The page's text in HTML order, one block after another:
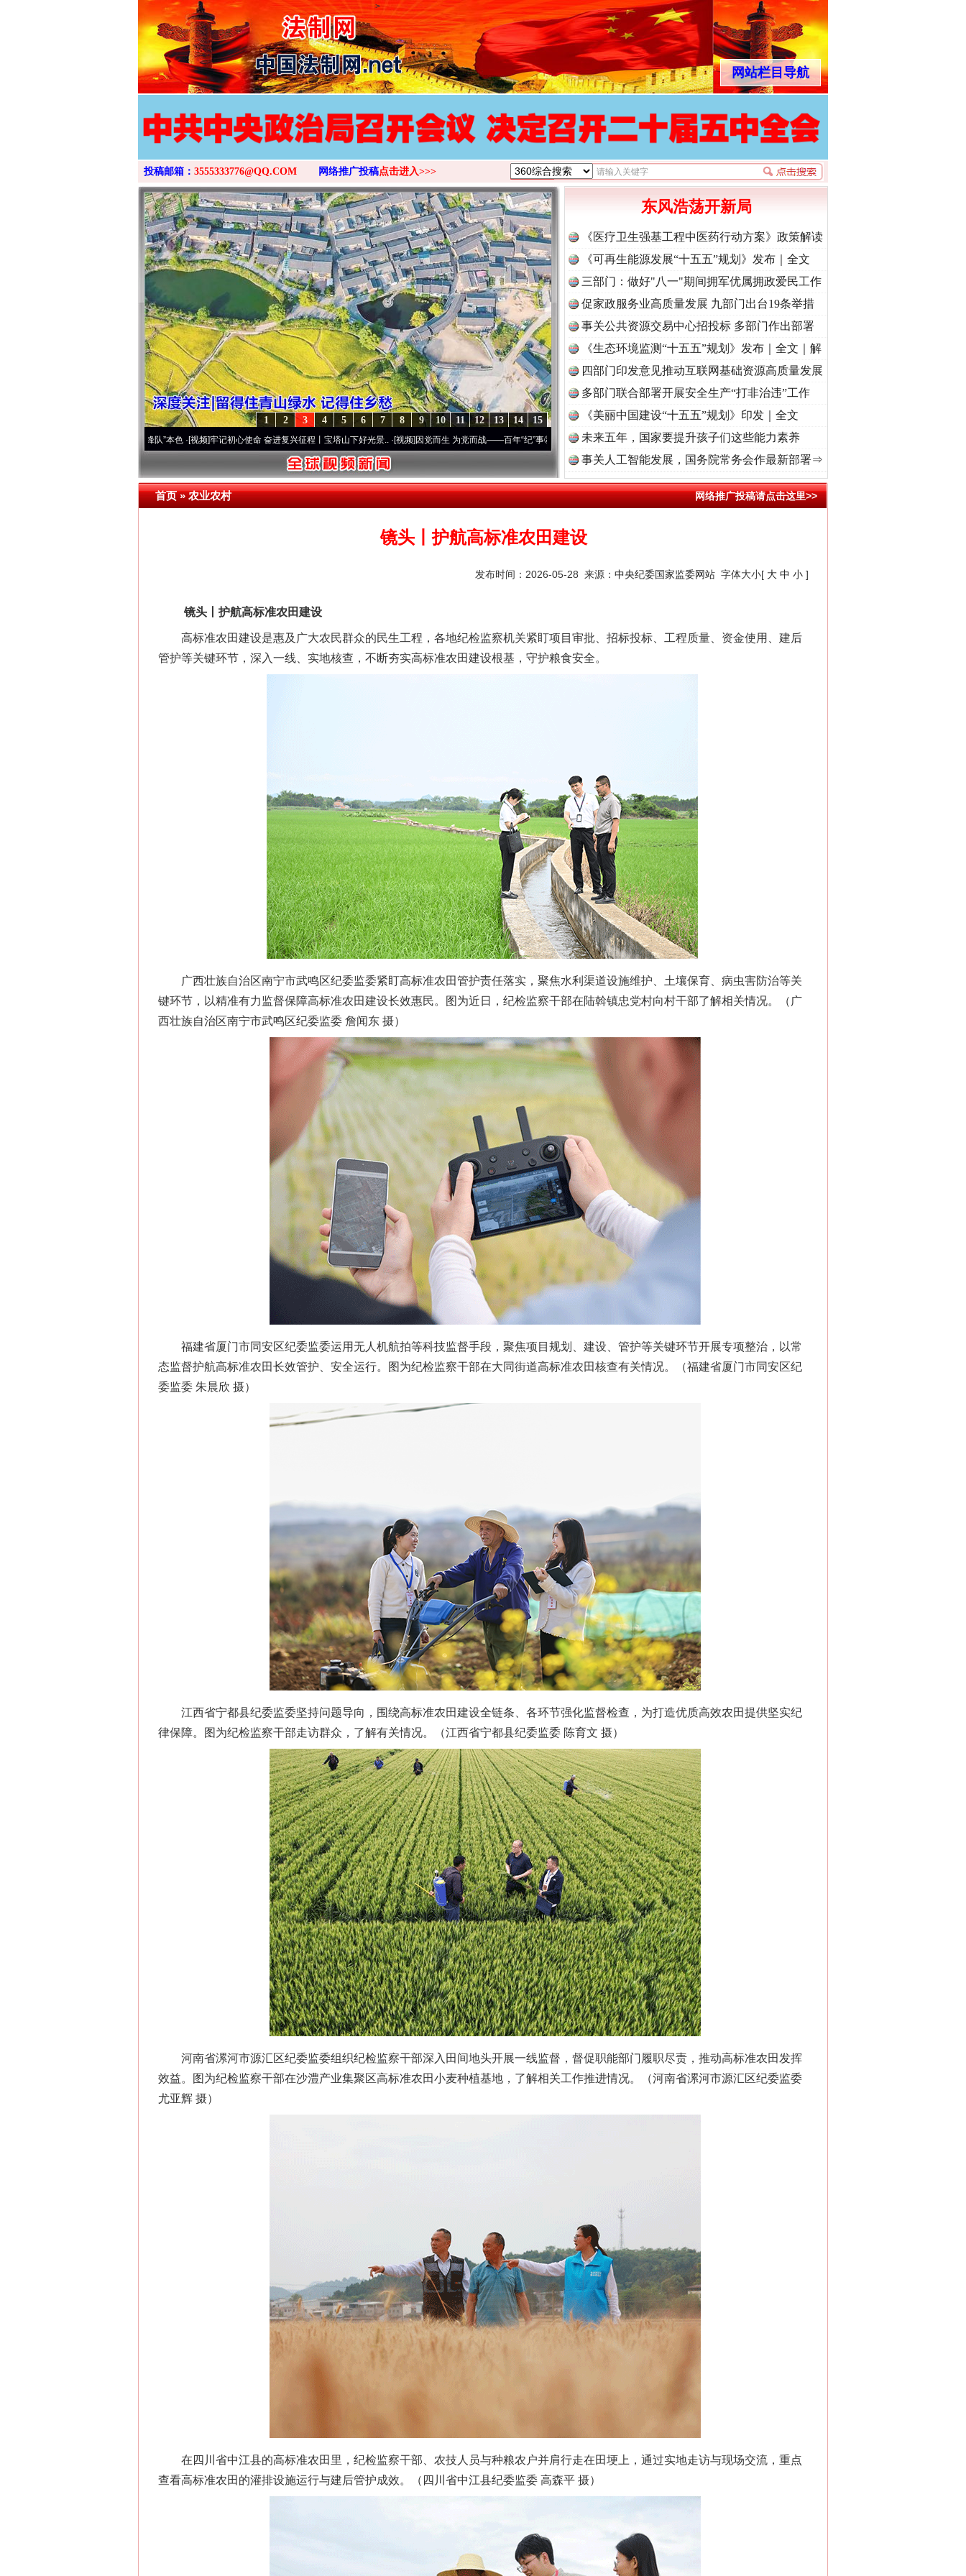
>
网站栏目导航
投稿邮箱： 3555333776@QQ.COM 网络推广投稿点击进入>>>
15
14
13
12
11
10
9
8
7
6
5
4
3
2
1
·[视频]牢记初心使命 奋进复兴征程丨宝塔山下好光景..·[视频]因党而生 为党而战——百年“纪”事⑧加强纪律..·[视频] 牢记初心使命 奋进复兴征程丨“转折之城”激荡..·[视频]牢记初心使命 奋进复兴征程丨红船起航处 潮起..
东风浩荡开新局
《医疗卫生强基工程中医药行动方案》政策解读
《可再生能源发展“十五五”规划》发布｜全文
三部门：做好"八一"期间拥军优属拥政爱民工作
促家政服务业高质量发展 九部门出台19条举措
事关公共资源交易中心招投标 多部门作出部署
《生态环境监测“十五五”规划》发布｜全文｜解
读
四部门印发意见推动互联网基础资源高质量发展
多部门联合部署开展安全生产“打非治违”工作
《美丽中国建设“十五五”规划》印发｜全文
未来五年，国家要提升孩子们这些能力素养
事关人工智能发展，国务院常务会作最新部署⇒
首页»农业农村 网络推广投稿请点击这里>>
镜头丨护航高标准农田建设
发布时间：2026-05-28 来源： 中央纪委国家监委网站 字体大小[ 大 中 小 ]
镜头丨护航高标准农田建设
高标准农田建设是惠及广大农民群众的民生工程，各地纪检监察机关紧盯项目审批、招标投标、工程质量、资金使用、建后
管护等关键环节，深入一线、实地核查，不断夯实高标准农田建设根基，守护粮食安全。
广西壮族自治区南宁市武鸣区纪委监委紧盯高标准农田管护责任落实，聚焦水利渠道设施维护、土壤保育、病虫害防治等关
键环节，以精准有力监督保障高标准农田建设长效惠民。图为近日，纪检监察干部在陆斡镇忠党村向村干部了解相关情况。（广
西壮族自治区南宁市武鸣区纪委监委 詹闻东 摄）
福建省厦门市同安区纪委监委运用无人机航拍等科技监督手段，聚焦项目规划、建设、管护等关键环节开展专项整治，以常
态监督护航高标准农田长效管护、安全运行。图为纪检监察干部在大同街道高标准农田核查有关情况。（福建省厦门市同安区纪
委监委 朱晨欣 摄）
江西省宁都县纪委监委坚持问题导向，围绕高标准农田建设全链条、各环节强化监督检查，为打造优质高效农田提供坚实纪
律保障。图为纪检监察干部走访群众，了解有关情况。（江西省宁都县纪委监委 陈育文 摄）
河南省漯河市源汇区纪委监委组织纪检监察干部深入田间地头开展一线监督，督促职能部门履职尽责，推动高标准农田发挥
效益。图为纪检监察干部在沙澧产业集聚区高标准农田小麦种植基地，了解相关工作推进情况。（河南省漯河市源汇区纪委监委
尤亚辉 摄）
在四川省中江县的高标准农田里，纪检监察干部、农技人员与种粮农户并肩行走在田埂上，通过实地走访与现场交流，重点
查看高标准农田的灌排设施运行与建后管护成效。（四川省中江县纪委监委 高森平 摄）
网上购药对药下症？
茶叶“炒上天”
“神药”背后的真相